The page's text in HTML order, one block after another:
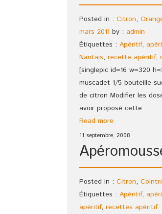
Posted in : Citron,
mars 2011 by : admin
Étiquettes : Apéritif,
Nantais, recette apéritif,
[singlepic id=16 w=320
muscadet 1/5 bouteille
de citron Modifier les
avoir proposé cette
Read more
11 septembre, 2008
Posted in : Citron,
Étiquettes : Apéritif,
apéritif, recettes apéritif